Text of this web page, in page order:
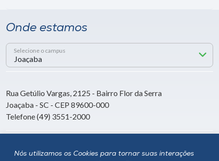
Nós utilizamos os Cookies para tornar suas interações
Onde estamos
Selecione o campus
Rua Getúlio Vargas, 2125 - Bairro Flor da Serra
Joaçaba - SC - CEP 89600-000
Telefone (49) 3551-2000
Siga a Unoesc